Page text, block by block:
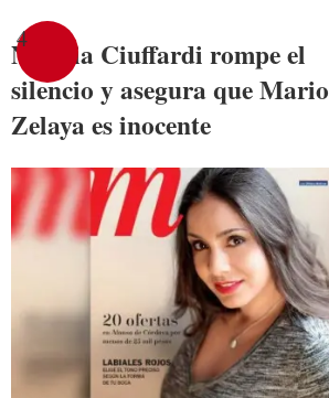
4
Natalia Ciuffardi rompe el
silencio y asegura que Mario
Zelaya es inocente